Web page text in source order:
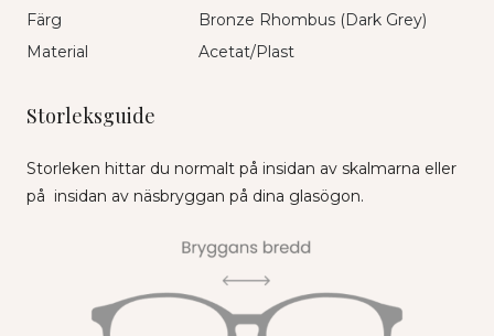
Färg
Bronze Rhombus (Dark Grey)
Material
Acetat/Plast
Storleksguide
Storleken hittar du normalt på insidan av skalmarna eller
på insidan av näsbryggan på dina glasögon.